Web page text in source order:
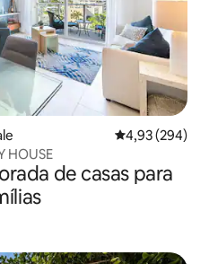
4,93 de uma
4,93 (294)
HOUSE
de casas para